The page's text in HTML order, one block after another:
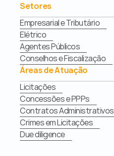
Setores
Empresarial e Tributário
Elétrico
Agentes Públicos
Conselhos e Fiscalização
Áreas de Atuação
Licitações
Concessões e PPPs
Contratos Administrativos
Crimes em Licitações
Due diligence